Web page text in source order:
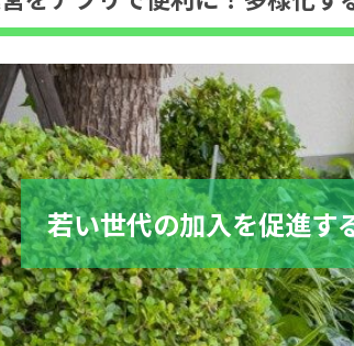
若い世代の加入を促進す